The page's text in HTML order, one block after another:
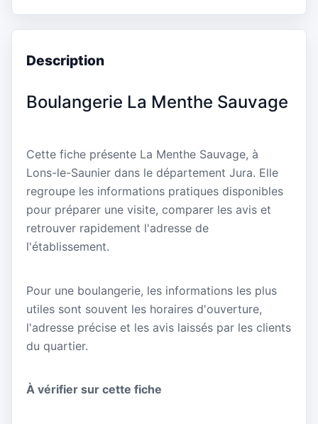
Description
Boulangerie La Menthe Sauvage
Cette fiche présente La Menthe Sauvage, à
Lons-le-Saunier dans le département Jura. Elle
regroupe les informations pratiques disponibles
pour préparer une visite, comparer les avis et
retrouver rapidement l'adresse de
l'établissement.
Pour une boulangerie, les informations les plus
utiles sont souvent les horaires d'ouverture,
l'adresse précise et les avis laissés par les clients
du quartier.
À vérifier sur cette fiche